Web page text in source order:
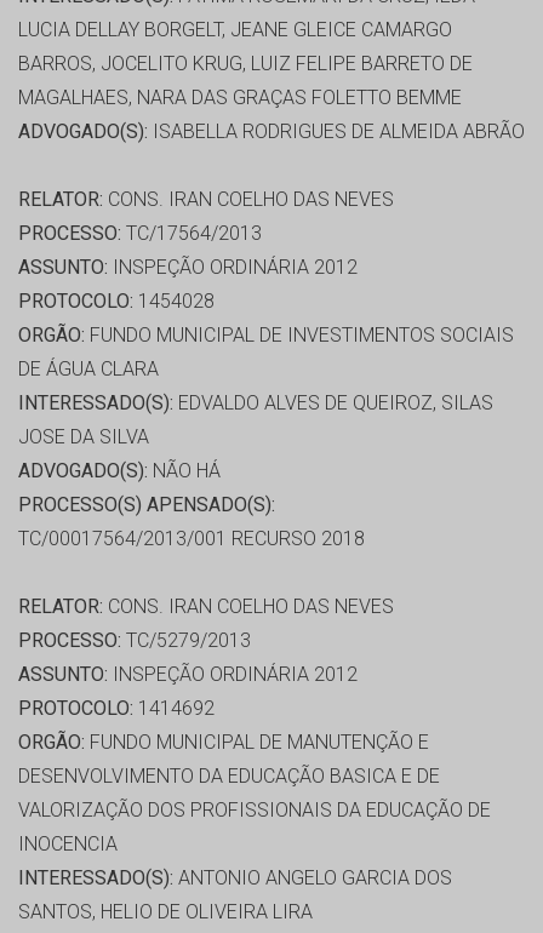
LUCIA DELLAY BORGELT, JEANE GLEICE CAMARGO
BARROS, JOCELITO KRUG, LUIZ FELIPE BARRETO DE
MAGALHAES, NARA DAS GRAÇAS FOLETTO BEMME
ADVOGADO(S): ISABELLA RODRIGUES DE ALMEIDA ABRÃO
RELATOR: CONS. IRAN COELHO DAS NEVES
PROCESSO: TC/17564/2013
ASSUNTO: INSPEÇÃO ORDINÁRIA 2012
PROTOCOLO: 1454028
ORGÃO: FUNDO MUNICIPAL DE INVESTIMENTOS SOCIAIS
DE ÁGUA CLARA
INTERESSADO(S): EDVALDO ALVES DE QUEIROZ, SILAS
JOSE DA SILVA
ADVOGADO(S): NÃO HÁ
PROCESSO(S) APENSADO(S):
TC/00017564/2013/001 RECURSO 2018
RELATOR: CONS. IRAN COELHO DAS NEVES
PROCESSO: TC/5279/2013
ASSUNTO: INSPEÇÃO ORDINÁRIA 2012
PROTOCOLO: 1414692
ORGÃO: FUNDO MUNICIPAL DE MANUTENÇÃO E
DESENVOLVIMENTO DA EDUCAÇÃO BASICA E DE
VALORIZAÇÃO DOS PROFISSIONAIS DA EDUCAÇÃO DE
INOCENCIA
INTERESSADO(S): ANTONIO ANGELO GARCIA DOS
SANTOS, HELIO DE OLIVEIRA LIRA